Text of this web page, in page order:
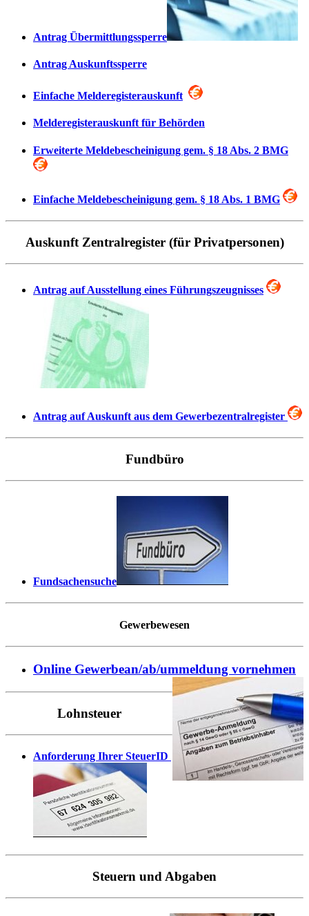
Antrag Übermittlungssperre
Antrag Auskunftssperre
Einfache Melderegisterauskunft
Melderegisterauskunft für Behörden
Erweiterte Meldebescheinigung gem. § 18 Abs. 2 BMG
Einfache Meldebescheinigung gem. § 18 Abs. 1 BMG
Auskunft Zentralregister (für Privatpersonen)
Antrag auf Ausstellung eines Führungszeugnisses
Antrag auf Auskunft aus dem Gewerbezentralregister
Fundbüro
Fundsachensuche
Gewerbewesen
Online Gewerbean/ab/ummeldung vornehmen
Lohnsteuer
Anforderung Ihrer SteuerID
Steuern und Abgaben